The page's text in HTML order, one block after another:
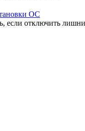
ОС
если отключить